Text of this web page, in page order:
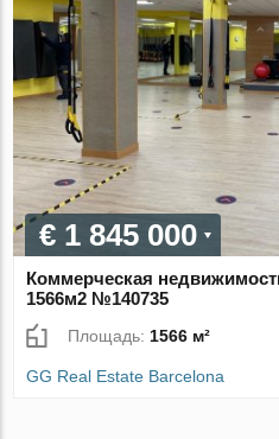
€ 1 845 000
Коммерческая
1566м2 №140735
Площадь: 1566 м²
GG Real Estate Barcelona